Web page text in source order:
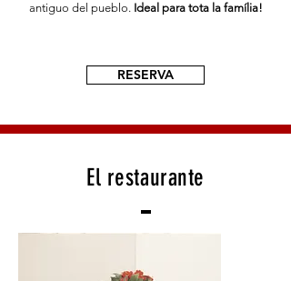
antiguo del pueblo. Ideal para tota la família!
RESERVA
El restaurante